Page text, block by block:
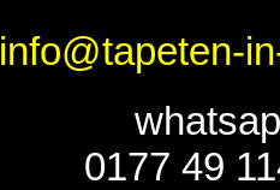
info@tapeten-
0177 49